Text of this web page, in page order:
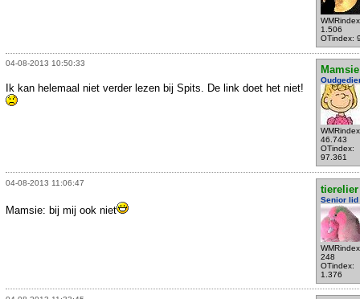
1.506
OTindex:
04-08-2013 10:50:33
Mamsie
46.743
OTindex:
97.361
Ik kan helemaal niet verder lezen bij Spits. De link doet het niet!
04-08-2013 11:06:47
tierelier
Senior lid
248
OTindex:
1.376
Mamsie: bij mij ook niet